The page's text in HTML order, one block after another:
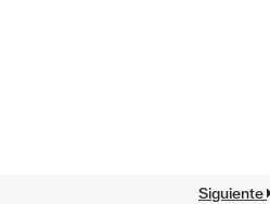
Siguiente